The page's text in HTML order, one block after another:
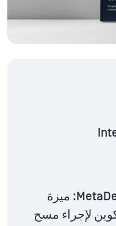
إصدار MetaDefender™ Drive .4.7: ميزة
لإجراء مسح